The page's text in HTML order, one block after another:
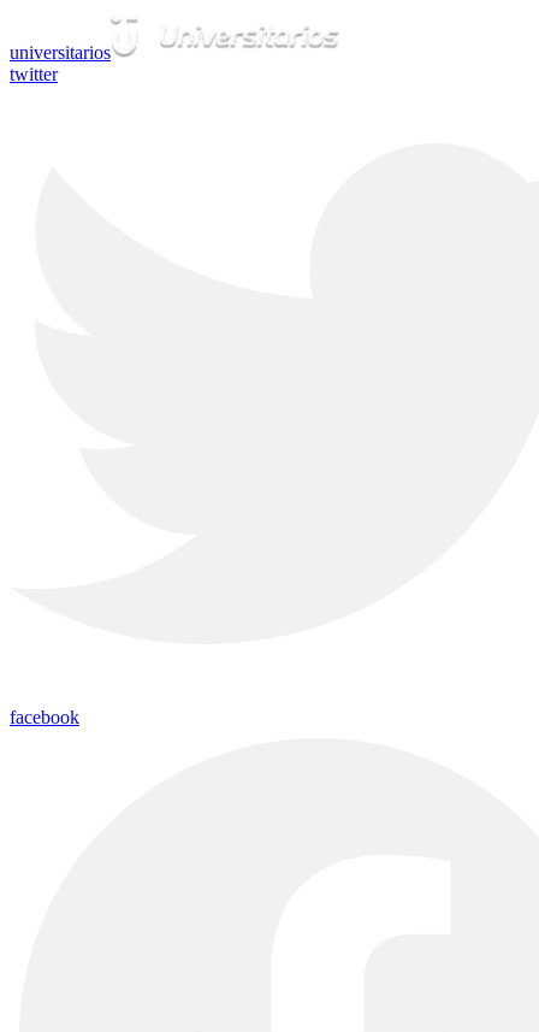
universitarios
twitter
facebook